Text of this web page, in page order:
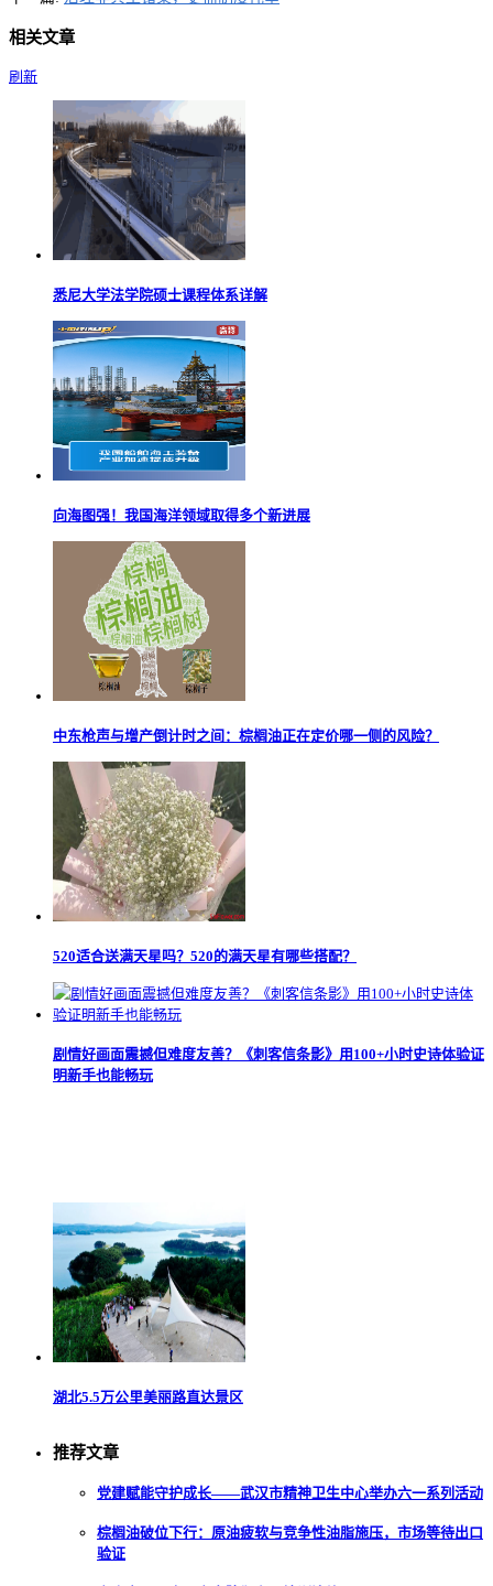
相关文章
刷新
悉尼大学法学院硕士课程体系详解
向海图强！我国海洋领域取得多个新进展
中东枪声与增产倒计时之间：棕榈油正在定价哪一侧的风险？
520适合送满天星吗？520的满天星有哪些搭配？
剧情好画面震撼但难度友善？《刺客信条影》用100+小时史诗体验证
明新手也能畅玩
湖北5.5万公里美丽路直达景区
推荐文章
党建赋能守护成长——武汉市精神卫生中心举办六一系列活动
棕榈油破位下行：原油疲软与竞争性油脂施压，市场等待出口
验证